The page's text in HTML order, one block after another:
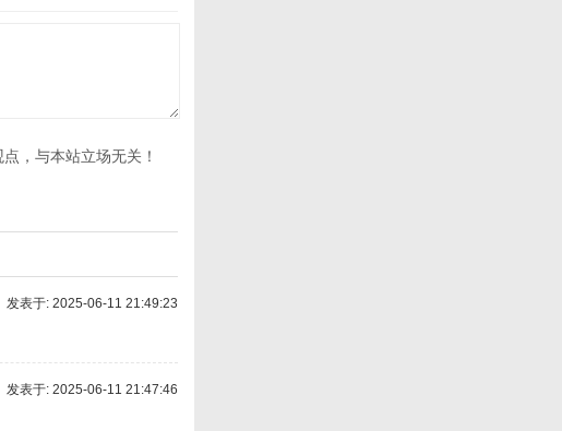
，与本站立场无关！
发表于: 2025-06-11 21:49:23
发表于: 2025-06-11 21:47:46